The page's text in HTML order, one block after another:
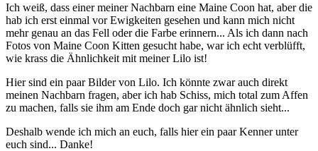
Ich weiß, dass einer meiner Nachbarn eine Maine Coon hat, aber die
hab ich erst einmal vor Ewigkeiten gesehen und kann mich nicht
mehr genau an das Fell oder die Farbe erinnern... Als ich dann nach
Fotos von Maine Coon Kitten gesucht habe, war ich echt verblüfft,
wie krass die Ähnlichkeit mit meiner Lilo ist!
Hier sind ein paar Bilder von Lilo. Ich könnte zwar auch direkt
meinen Nachbarn fragen, aber ich hab Schiss, mich total zum Affen
zu machen, falls sie ihm am Ende doch gar nicht ähnlich sieht...
Deshalb wende ich mich an euch, falls hier ein paar Kenner unter
euch sind... Danke!